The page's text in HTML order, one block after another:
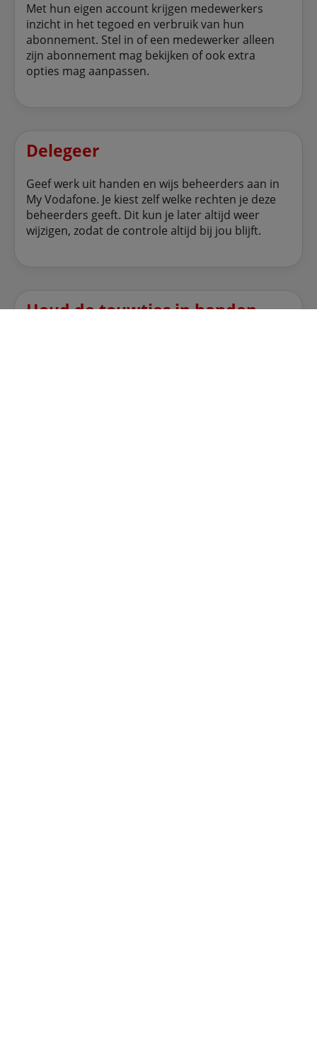
Met hun eigen account krijgen medewerkers
inzicht in het tegoed en verbruik van hun
abonnement. Stel in of een medewerker alleen
zijn abonnement mag bekijken of ook extra
opties mag aanpassen.
Delegeer
Geef werk uit handen en wijs beheerders aan in
My Vodafone. Je kiest zelf welke rechten je deze
beheerders geeft. Dit kun je later altijd weer
wijzigen, zodat de controle altijd bij jou blijft.
Houd de touwtjes in handen